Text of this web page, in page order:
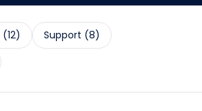
(12) Support (8)